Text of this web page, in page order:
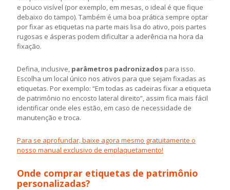
e pouco visível (por exemplo, em mesas, o ideal é que fique
debaixo do tampo). Também é uma boa prática sempre optar
por fixar as etiquetas na parte mais lisa do ativo, pois partes
rugosas e ásperas podem dificultar a aderência na hora da
fixação.
Defina, inclusive, parâmetros padronizados para isso.
Escolha um local único nos ativos para que sejam fixadas as
etiquetas. Por exemplo: “Em todas as cadeiras fixar a etiqueta
de patrimônio no encosto lateral direito”, assim fica mais fácil
identificar onde eles estão, em caso de necessidade de
manutenção e troca.
Para se aprofundar, baixe agora mesmo gratuitamente o
nosso manual exclusivo de emplaquetamento!
Onde comprar etiquetas de patrimônio
personalizadas?